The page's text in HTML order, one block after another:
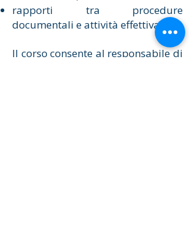
rapporti tra procedure
documentali e attività effettiva.
Il corso consente al responsabile di